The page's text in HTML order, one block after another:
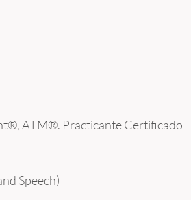
ATM®. Practicante Certificado
Speech)